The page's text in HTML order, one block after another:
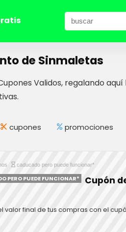
de Sinmaletas
Validos, regalando
cupones promociones
caducado pero puede funcionar*
PERO PUEDE FUNCIONAR*
Cupón
valor final de tus compras con el